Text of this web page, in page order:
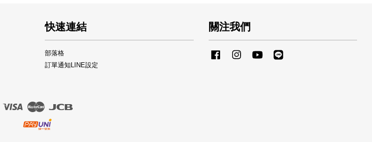
快速連結
部落格
訂單通知LINE設定
關注我們
FacebookInstagramYouTube
Visa Master